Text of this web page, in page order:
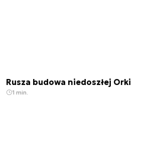
Rusza budowa niedoszłej Orki
1 min.